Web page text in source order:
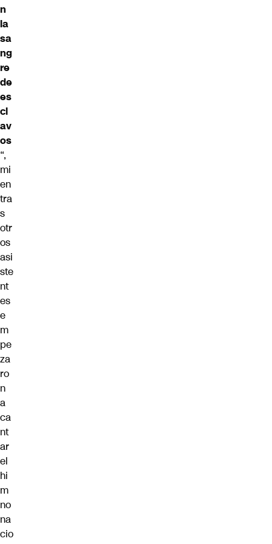
n
la
sa
ng
re
de
es
cl
av
os
“,
mi
en
tra
s
otr
os
asi
ste
nt
es
e
m
pe
za
ro
n
a
ca
nt
ar
el
hi
m
no
na
cio